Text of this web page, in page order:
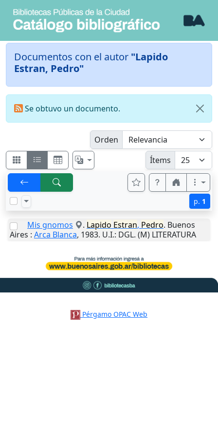
Documentos con el autor "Lapido
Estran, Pedro"
Se obtuvo un documento.
Orden
Ítems
p. 1
Mis gnomos . Lapido Estran, Pedro. Buenos
Aires : Arca Blanca, 1983. U.I.: DGL. (M) LITERATURA
Pérgamo OPAC Web